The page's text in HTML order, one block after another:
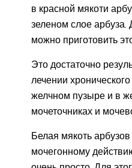
в красной мякоти
зеленом слое арбуза.
можно приготовить
Это достаточно
лечении
желчном пузыре и в
мочеточниках и
Белая мякоть
мочегонному